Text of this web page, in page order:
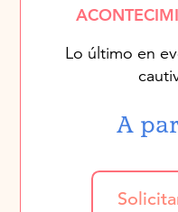
Lo último en
A